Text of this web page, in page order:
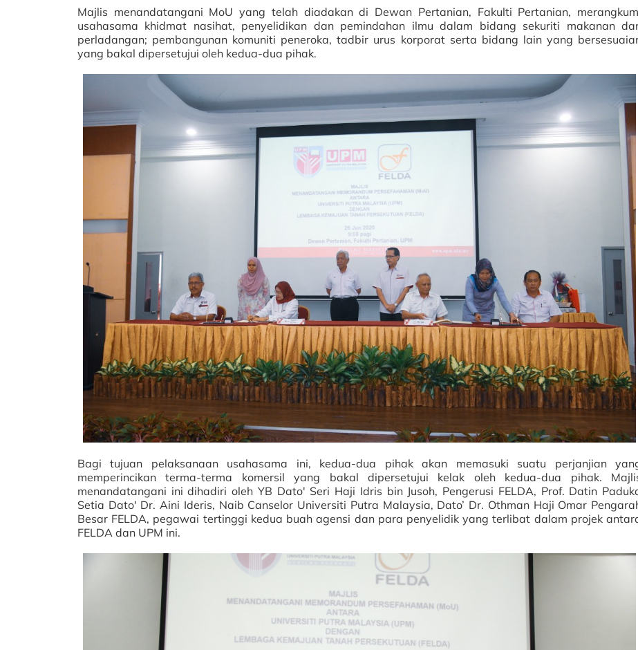
Majlis menandatangani MoU yang telah diadakan di Dewan Pertanian, Fakulti Pertanian,
usahasama khidmat nasihat, penyelidikan dan pemindahan ilmu dalam bidang sekuriti makanan
perladangan; pembangunan komuniti peneroka, tadbir urus korporat serta bidang lain yang
yang bakal dipersetujui oleh kedua-dua pihak.
Bagi tujuan pelaksanaan usahasama ini, kedua-dua pihak akan memasuki suatu perjanjian
memperincikan terma-terma komersil yang bakal dipersetujui kelak oleh kedua-dua pihak.
menandatangani ini dihadiri oleh YB Dato' Seri Haji Idris bin Jusoh, Pengerusi FELDA, Prof. Datin
Setia Dato' Dr. Aini Ideris, Naib Canselor Universiti Putra Malaysia, Dato’ Dr. Othman Haji Omar
Besar FELDA, pegawai tertinggi kedua buah agensi dan para penyelidik yang terlibat dalam projek
FELDA dan UPM ini.